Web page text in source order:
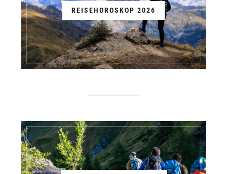
REISEHOROSKOP 2026